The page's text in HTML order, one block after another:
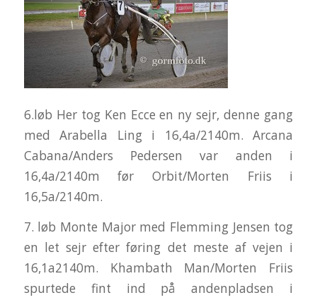
6.løb Her tog Ken Ecce en ny sejr, denne gang
med Arabella Ling i 16,4a/2140m. Arcana
Cabana/Anders Pedersen var anden i
16,4a/2140m før Orbit/Morten Friis i
16,5a/2140m.
7. løb Monte Major med Flemming Jensen tog
en let sejr efter føring det meste af vejen i
16,1a2140m. Khambath Man/Morten Friis
spurtede fint ind på andenpladsen i